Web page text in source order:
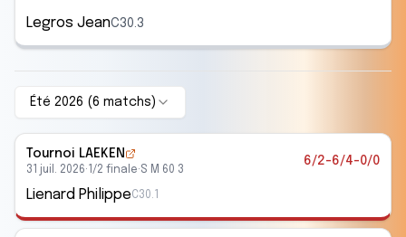
Legros JeanC30.3
Été 2026 (6 matchs )
Tournoi LAEKEN
31 juil. 2026· 1/2 finale·S M 60 3
6/2-6/4-0/0
Lienard PhilippeC30.1